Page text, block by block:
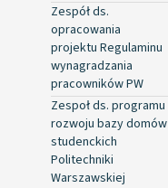
Zespół ds.
opracowania
projektu Regulaminu
wynagradzania
pracowników PW
Zespoł ds. programu
rozwoju bazy domów
studenckich
Politechniki
Warszawskiej